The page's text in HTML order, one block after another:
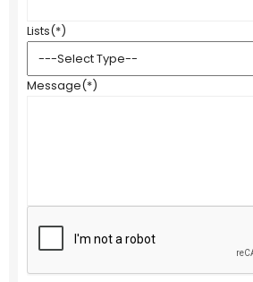
Lists(*)
Message(*)